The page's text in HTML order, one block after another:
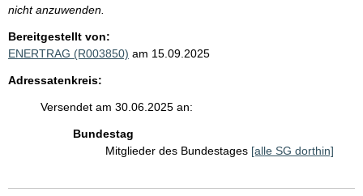
nicht anzuwenden.
Bereitgestellt von:
ENERTRAG (R003850) am 15.09.2025
Adressatenkreis:
Versendet am 30.06.2025 an:
Bundestag
Mitglieder des Bundestages [alle SG dorthin]